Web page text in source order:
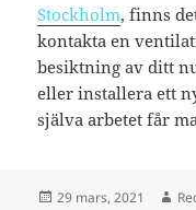
Stockholm, finns
kontakta en
besiktning av ditt
eller installera ett
själva arbetet får
Postat
29 mars, 2021